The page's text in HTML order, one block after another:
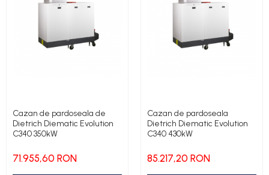
Cazan de pardoseala de
Dietrich Diematic Evolution
C340 350kW
71.955,60 RON
Cazan de pardoseala
Dietrich Diematic Evolution
C340 430kW
85.217,20 RON